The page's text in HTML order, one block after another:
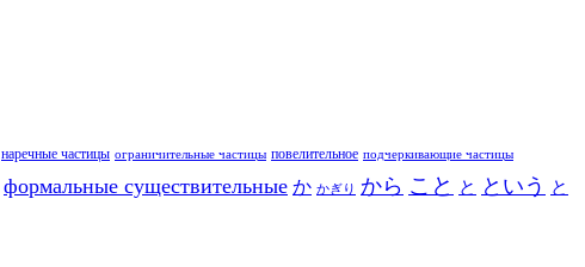
наречные частицы ограничительные частицы повелительное подчеркивающие частицы
формальные существительные か かぎり から こと と という
と